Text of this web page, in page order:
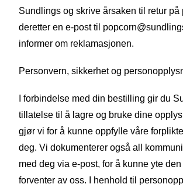
Sundlings og skrive årsaken til retur på
deretter en e-post til
informer om reklamasjonen.
Personvern, sikkerhet og
I forbindelse med din bestilling gir du
tillatelse til å lagre og bruke dine
gjør vi for å kunne oppfylle våre
deg. Vi dokumenterer også all
med deg via e-post, for å kunne yte
forventer av oss. I henhold til